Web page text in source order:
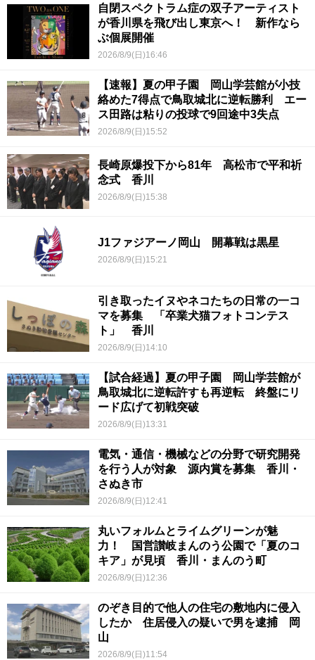
自閉スペクトラム症の双子アーティスト
が香川県を飛び出し東京へ！ 新作なら
ぶ個展開催
2026/8/9(日)16:46
【速報】夏の甲子園 岡山学芸館が小技
絡めた7得点で鳥取城北に逆転勝利 エー
ス田路は粘りの投球で9回途中3失点
2026/8/9(日)15:52
長崎原爆投下から81年 高松市で平和祈
念式 香川
2026/8/9(日)15:38
J1ファジアーノ岡山 開幕戦は黒星
2026/8/9(日)15:21
引き取ったイヌやネコたちの日常の一コ
マを募集 「卒業犬猫フォトコンテス
ト」 香川
2026/8/9(日)14:10
【試合経過】夏の甲子園 岡山学芸館が
鳥取城北に逆転許すも再逆転 終盤にリ
ード広げて初戦突破
2026/8/9(日)13:31
電気・通信・機械などの分野で研究開発
を行う人が対象 源内賞を募集 香川・
さぬき市
2026/8/9(日)12:41
丸いフォルムとライムグリーンが魅
力！ 国営讃岐まんのう公園で「夏のコ
キア」が見頃 香川・まんのう町
2026/8/9(日)12:36
のぞき目的で他人の住宅の敷地内に侵入
したか 住居侵入の疑いで男を逮捕 岡
山
2026/8/9(日)11:54